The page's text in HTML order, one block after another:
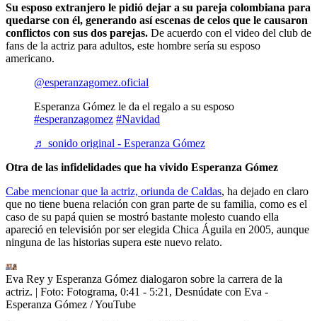
Su esposo extranjero le pidió dejar a su pareja colombiana para
quedarse con él, generando así escenas de celos que le causaron
conflictos con sus dos parejas. De acuerdo con el video del club de
fans de la actriz para adultos, este hombre sería su esposo
americano.
@esperanzagomez.oficial
Esperanza Gómez le da el regalo a su esposo
#esperanzagomez #Navidad
♬ sonido original - Esperanza Gómez
Otra de las infidelidades que ha vivido Esperanza Gómez
Cabe mencionar que la actriz, oriunda de Caldas, ha dejado en claro
que no tiene buena relación con gran parte de su familia, como es el
caso de su papá quien se mostró bastante molesto cuando ella
apareció en televisión por ser elegida Chica Águila en 2005, aunque
ninguna de las historias supera este nuevo relato.
Eva Rey y Esperanza Gómez dialogaron sobre la carrera de la
actriz. | Foto: Fotograma, 0:41 - 5:21, Desnúdate con Eva -
Esperanza Gómez / YouTube